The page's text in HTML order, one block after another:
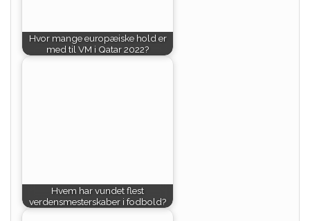
Hvor mange europæiske hold er
med til VM i Qatar 2022?
Hvem har vundet flest
verdensmesterskaber i fodbold?